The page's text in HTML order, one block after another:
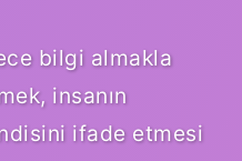
bilgi almakla
insanın
ifade etmesi